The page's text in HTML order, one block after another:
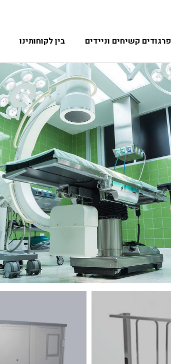
פרגודים קשיחים וניידים בין לקוחותינו